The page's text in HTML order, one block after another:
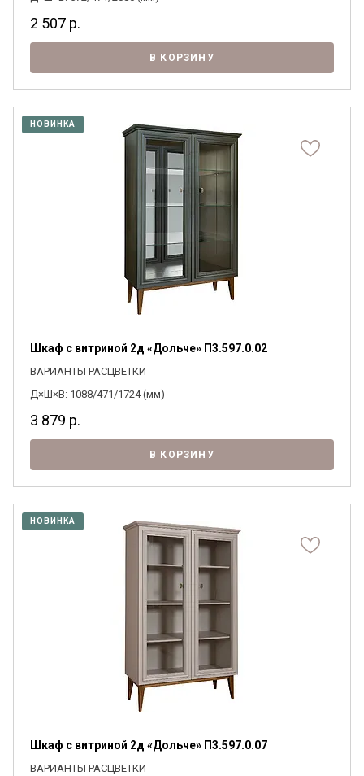
2 507 р.
В КОРЗИНУ
НОВИНКА
Шкаф с витриной 2д «Дольче» П3.597.0.02
ВАРИАНТЫ РАСЦВЕТКИ
Д×Ш×В: 1088/471/1724 (мм)
3 879 р.
В КОРЗИНУ
НОВИНКА
Шкаф с витриной 2д «Дольче» П3.597.0.07
ВАРИАНТЫ РАСЦВЕТКИ